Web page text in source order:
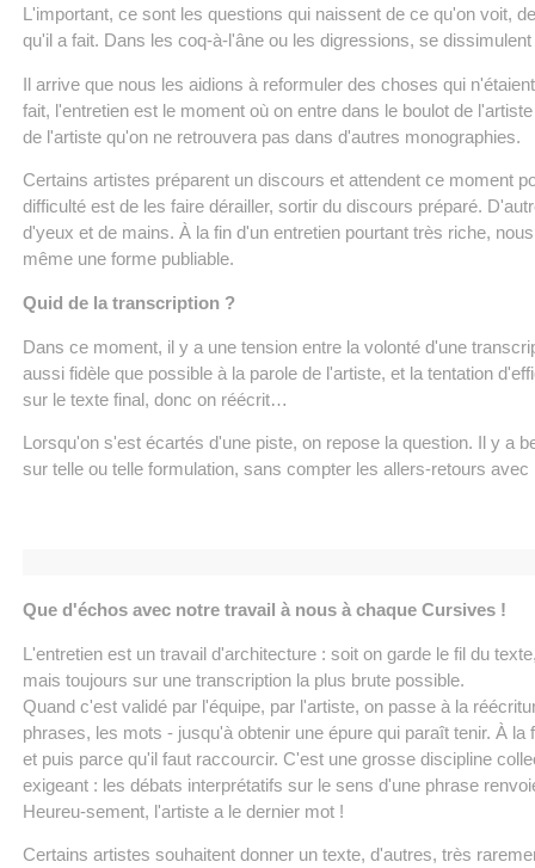
L'important, ce sont les questions qui naissent de ce qu'on voit,
qu'il a fait. Dans les coq-à-l'âne ou les digressions, se
Il arrive que nous les aidions à reformuler des choses qui
fait, l'entretien est le moment où on entre dans le boulot de
de l'artiste qu'on ne retrouvera pas dans d'autres monographies.
Certains artistes préparent un discours et attendent ce moment
difficulté est de les faire dérailler, sortir du discours préparé.
d'yeux et de mains. À la fin d'un entretien pourtant très riche,
même une forme publiable.
Quid de la transcription ?
Dans ce moment, il y a une tension entre la volonté d'une
aussi fidèle que possible à la parole de l'artiste, et la tentation
sur le texte final, donc on réécrit…
Lorsqu'on s'est écartés d'une piste, on repose la question. Il y a
sur telle ou telle formulation, sans compter les allers-retours avec
Que d'échos avec notre travail à nous à chaque Cursives !
L'entretien est un travail d'architecture : soit on garde le fil du
mais toujours sur une transcription la plus brute possible.
Quand c'est validé par l'équipe, par l'artiste, on passe à la
phrases, les mots - jusqu'à obtenir une épure qui paraît tenir. À
et puis parce qu'il faut raccourcir. C'est une grosse discipline
exigeant : les débats interprétatifs sur le sens d'une phrase
Heureu-sement, l'artiste a le dernier mot !
Certains artistes souhaitent donner un texte, d'autres, très